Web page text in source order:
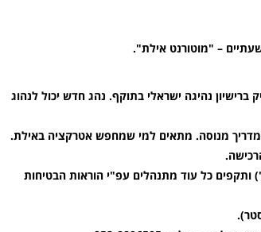
– "מוטורנט אילת".
לכל אדם בתנאי שהוא מעל גיל 17 ומחזיק ברישיון נהיגה ישראלי בתוקף. נהג חדש יכול לנהוג
מדריך מנוסה. מתאים למי שמחפש אטרקציה באילת.
ותקפים כל עוד מתנהלים עפ"י הוראות הבטיחות